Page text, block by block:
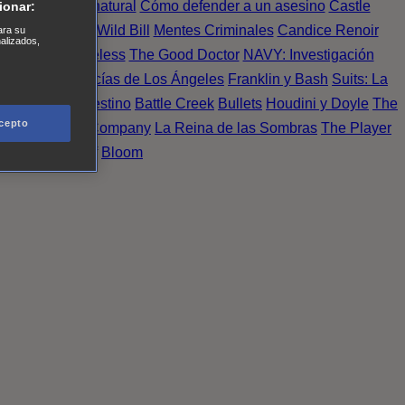
Sobrenatural Cómo defender a un asesino Castle
de Noche Wild Bill Mentes Criminales Candice Renoir
Timeless The Good Doctor NAVY: Investigación
Finest. Policías de Los Ángeles Franklin y Bash Suits: La
More Último Destino Battle Creek Bullets Houdini y Doyle The
X Company La Reina de las Sombras The Player
Bloom
su